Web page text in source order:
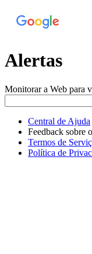
Alertas
Monitorar a Web para
Central de Ajuda
Feedback sobre
Termos de
Política de